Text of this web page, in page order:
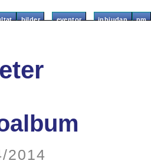
bilder eventor inbjudan pm
2014